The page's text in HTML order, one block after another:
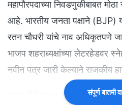
महापौरपदाच्या निवडणुकीबाबत
आहे. भारतीय जनता पक्षाने (BJP)
रतन चौधरी यांचे नाव अधिकृतपणे
भाजप शहराध्यक्षांच्या लेटरहेडवर
नवीन पत्र जारी केल्याने राजकीय
या अनपेक्षित बदलानंतर, नारायण
संपूर्ण बातमी